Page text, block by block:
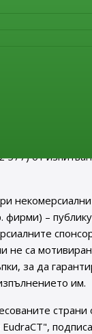
информация
шест месеца
Platform
577) от
–
не са
за да
им.
страни